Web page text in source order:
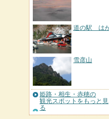
道の駅 は
雪彦山
姫路・相生・赤穂の
観光スポットをもっと見
る